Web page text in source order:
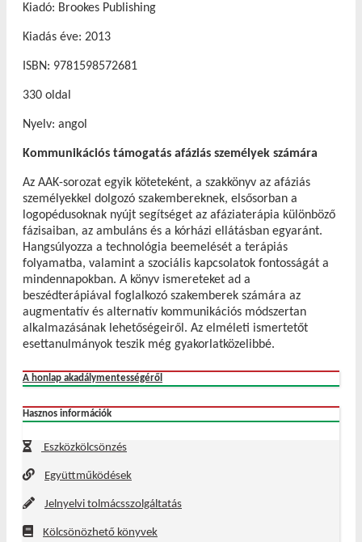
Kiadó: Brookes Publishing
Kiadás éve: 2013
ISBN: 9781598572681
330 oldal
Nyelv: angol
Kommunikációs támogatás afáziás személyek számára
Az AAK-sorozat egyik köteteként, a szakkönyv az afáziás
személyekkel dolgozó szakembereknek, elsősorban a
logopédusoknak nyújt segítséget az afáziaterápia különböző
fázisaiban, az ambuláns és a kórházi ellátásban egyaránt.
Hangsúlyozza a technológia beemelését a terápiás
folyamatba, valamint a szociális kapcsolatok fontosságát a
mindennapokban. A könyv ismereteket ad a
beszédterápiával foglalkozó szakemberek számára az
augmentatív és alternatív kommunikációs módszertan
alkalmazásának lehetőségeiről. Az elméleti ismertetőt
esettanulmányok teszik még gyakorlatközelibbé.
A honlap akadálymentességéről
Hasznos információk
Eszközkölcsönzés
Együttműködések
Jelnyelvi tolmácsszolgáltatás
Kölcsönözhető könyvek